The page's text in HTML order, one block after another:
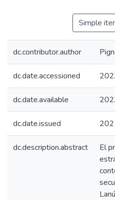
Simple
dc.contributor.author
dc.date.accessioned
dc.date.available
dc.date.issued
dc.description.abstract
El